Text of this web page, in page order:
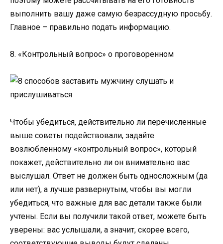
выполнить вашу даже самую безрассудную просьбу.
Главное – правильно подать информацию.
8. «Контрольный вопрос» о проговоренном
Чтобы убедиться, действительно ли перечисленные
выше советы подействовали, задайте
возлюбленному «контрольный вопрос», который
покажет, действительно ли он внимательно вас
выслушал. Ответ не должен быть односложным (да
или нет), а лучше развернутым, чтобы вы могли
убедиться, что важные для вас детали также были
учтены. Если вы получили такой ответ, можете быть
уверены: вас услышали, а значит, скорее всего,